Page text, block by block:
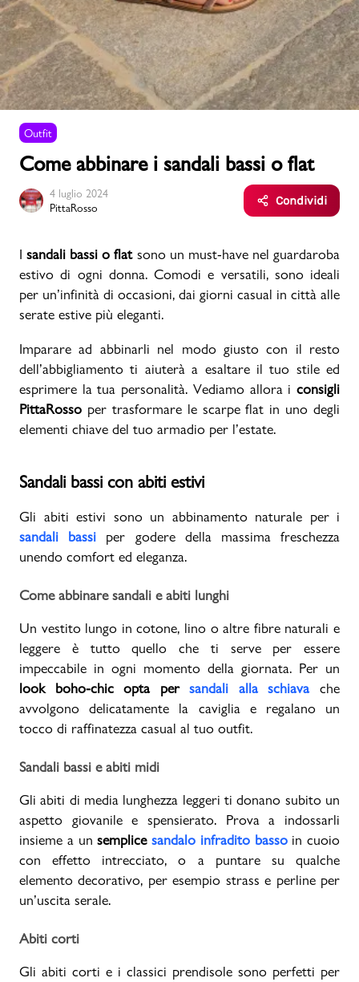
Uomo Bambino
Sport
Marchi PMagazine
Accedi | Registrati
Promo & News
negozi
Gift card
Outfit
Come abbinare i sandali bassi o flat
4 luglio 2024
PittaRosso
Condividi
Isandali bassi o flatsono un must-have nel guardaroba
estivo di ogni donna. Comodi e versatili, sono ideali
per un’infinità di occasioni, dai giorni casual in città alle
serate estive più eleganti.
Imparare ad abbinarli nel modo giusto con il resto
dell’abbigliamento ti aiuterà a esaltare il tuo stile ed
esprimere la tua personalità. Vediamo allora i consigli
PittaRosso per trasformare le scarpe flat in uno degli
elementi chiave del tuo armadio per l’estate.
Sandali bassi con abiti estivi
Gli abiti estivi sono un abbinamento naturale per i
sandali bassi per godere della massima freschezza
unendo comfort ed eleganza.
Come abbinare sandali e abiti lunghi
Un vestito lungo in cotone, lino o altre fibre naturali e
leggere è tutto quello che ti serve per essere
impeccabile in ogni momento della giornata. Per un
look boho-chic opta persandali alla schiavache
avvolgono delicatamente la caviglia e regalano un
tocco di raffinatezza casual al tuo outfit.
Sandali bassi e abiti midi
Gli abiti di media lunghezza leggeri ti donano subito un
aspetto giovanile e spensierato. Prova a indossarli
insieme a unsemplice sandalo infradito bassoin cuoio
con effetto intrecciato, o a puntare su qualche
elemento decorativo, per esempio strass e perline per
un’uscita serale.
Abiti corti
Gli abiti corti e i classici prendisole sono perfetti per